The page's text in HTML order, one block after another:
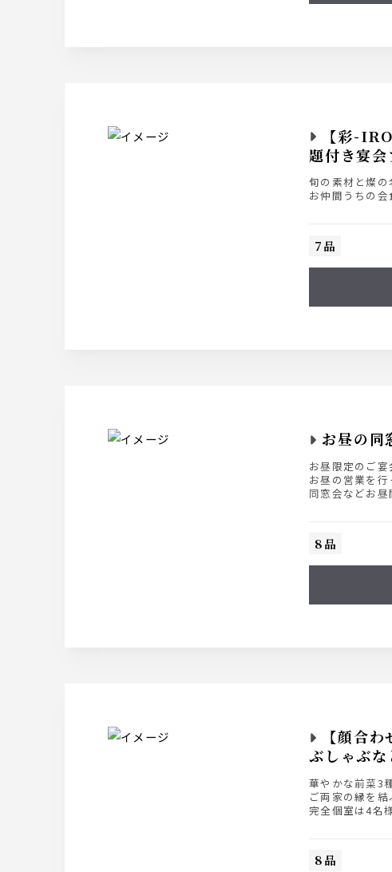
【彩-
題付き宴会
旬の素材と燦
お仲間うちの
7品
お昼の
お昼限定のご宴
お昼の営業を行
同窓会などお昼
※当店はお昼
8品
【顔合
ぶしゃぶ
華やかな前菜3
ご両家の縁を結
完全個室は4名
8品